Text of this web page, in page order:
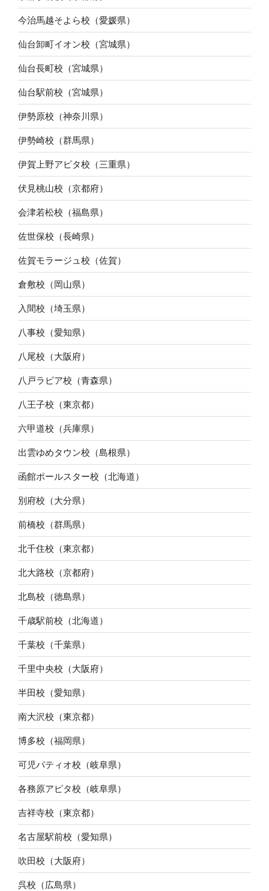
今治馬越そよら校（愛媛県）
仙台卸町イオン校（宮城県）
仙台長町校（宮城県）
仙台駅前校（宮城県）
伊勢原校（神奈川県）
伊勢崎校（群馬県）
伊賀上野アピタ校（三重県）
伏見桃山校（京都府）
会津若松校（福島県）
佐世保校（長崎県）
佐賀モラージュ校（佐賀）
倉敷校（岡山県）
入間校（埼玉県）
八事校（愛知県）
八尾校（大阪府）
八戸ラピア校（青森県）
八王子校（東京都）
六甲道校（兵庫県）
出雲ゆめタウン校（島根県）
函館ポールスター校（北海道）
別府校（大分県）
前橋校（群馬県）
北千住校（東京都）
北大路校（京都府）
北島校（徳島県）
千歳駅前校（北海道）
千葉校（千葉県）
千里中央校（大阪府）
半田校（愛知県）
南大沢校（東京都）
博多校（福岡県）
可児パティオ校（岐阜県）
各務原アピタ校（岐阜県）
吉祥寺校（東京都）
名古屋駅前校（愛知県）
吹田校（大阪府）
呉校（広島県）